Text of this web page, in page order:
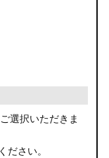
選択いただきま
さい。